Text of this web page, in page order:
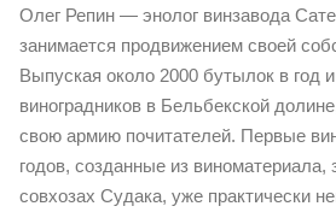
Олег Репин — энолог винзавода
занимается продвижением своей
Выпуская около 2000 бутылок в год
виноградников в Бельбекской
свою армию почитателей. Первые
годов, созданные из виноматериала,
совхозах Судака, уже практически